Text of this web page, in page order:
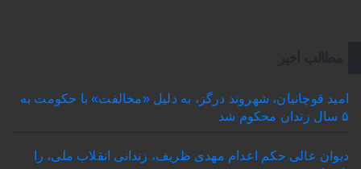
امید قوچانیان، شهروند درگز، به دلیل «مخالفت» با حکومت به
۵ سال زندان محکوم شد
دیوان عالی حکم اعدام مهدی ظریف، زندانی انقلاب ملی، را